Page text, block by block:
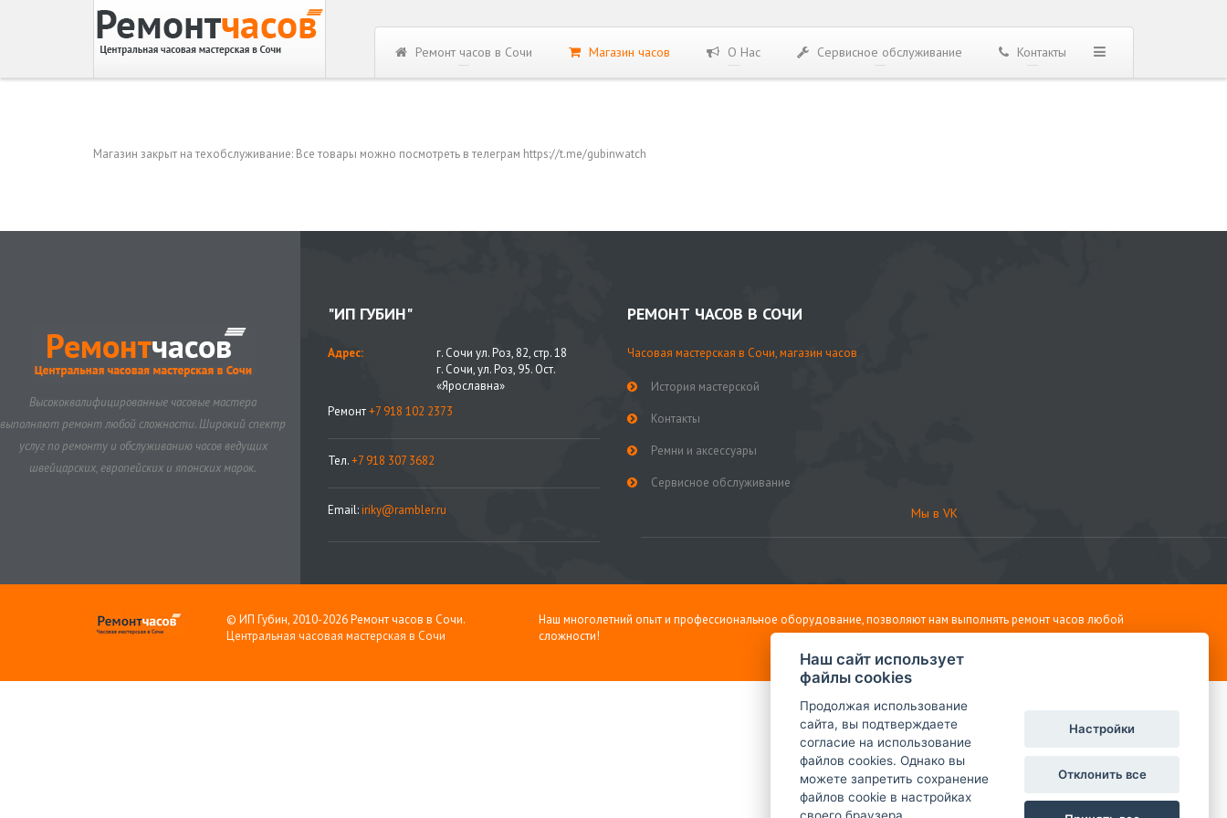
Ремонт часов в Сочи Магазин часов О Нас Сервисное обслуживание Контакты
Магазин закрыт на техобслуживание: Все товары можно посмотреть в телеграм https://t.me/gubinwatch
Высококвалифицированные часовые мастера
выполняют ремонт любой сложности. Широкий спектр
услуг по ремонту и обслуживанию часов ведущих
швейцарских, европейских и японских марок.
"ИП ГУБИН"
Адрес:
г. Сочи ул. Роз, 82, стр. 18
г. Сочи, ул. Роз, 95. Ост.
«Ярославна»
Ремонт+7 918 102 2373
Тел.+7 918 307 3682
Email:iriky@rambler.ru
РЕМОНТ ЧАСОВ В СОЧИ
Часовая мастерская в Сочи, магазин часов
История мастерской
Контакты
Ремни и аксессуары
Сервисное обслуживание
Мы в VK
© ИП Губин, 2010-2026 Ремонт часов в Сочи.
Центральная часовая мастерская в Сочи
Наш многолетний опыт и профессиональное оборудование, позволяют нам выполнять ремонт часов любой
сложности!
Наш сайт использует
файлы cookies
Продолжая использование
сайта, вы подтверждаете
согласие на использование
файлов cookies. Однако вы
можете запретить сохранение
файлов cookie в настройках
Настройки
Отклонить все